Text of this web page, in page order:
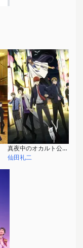
真夜中のオカルト公務員
仙田礼二